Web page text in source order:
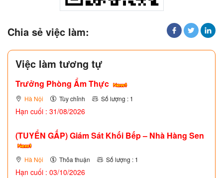
Chia sẻ việc làm:
Việc làm tương tự
Trưởng Phòng Ẩm Thực
Hà Nội Tùy chỉnh Số lượng : 1
Hạn cuối : 31/08/2026
(TUYỂN GẤP)Giám Sát Khối Bếp – Nhà Hàng Sen
Hà Nội Thỏa thuận Số lượng : 1
Hạn cuối : 03/10/2026